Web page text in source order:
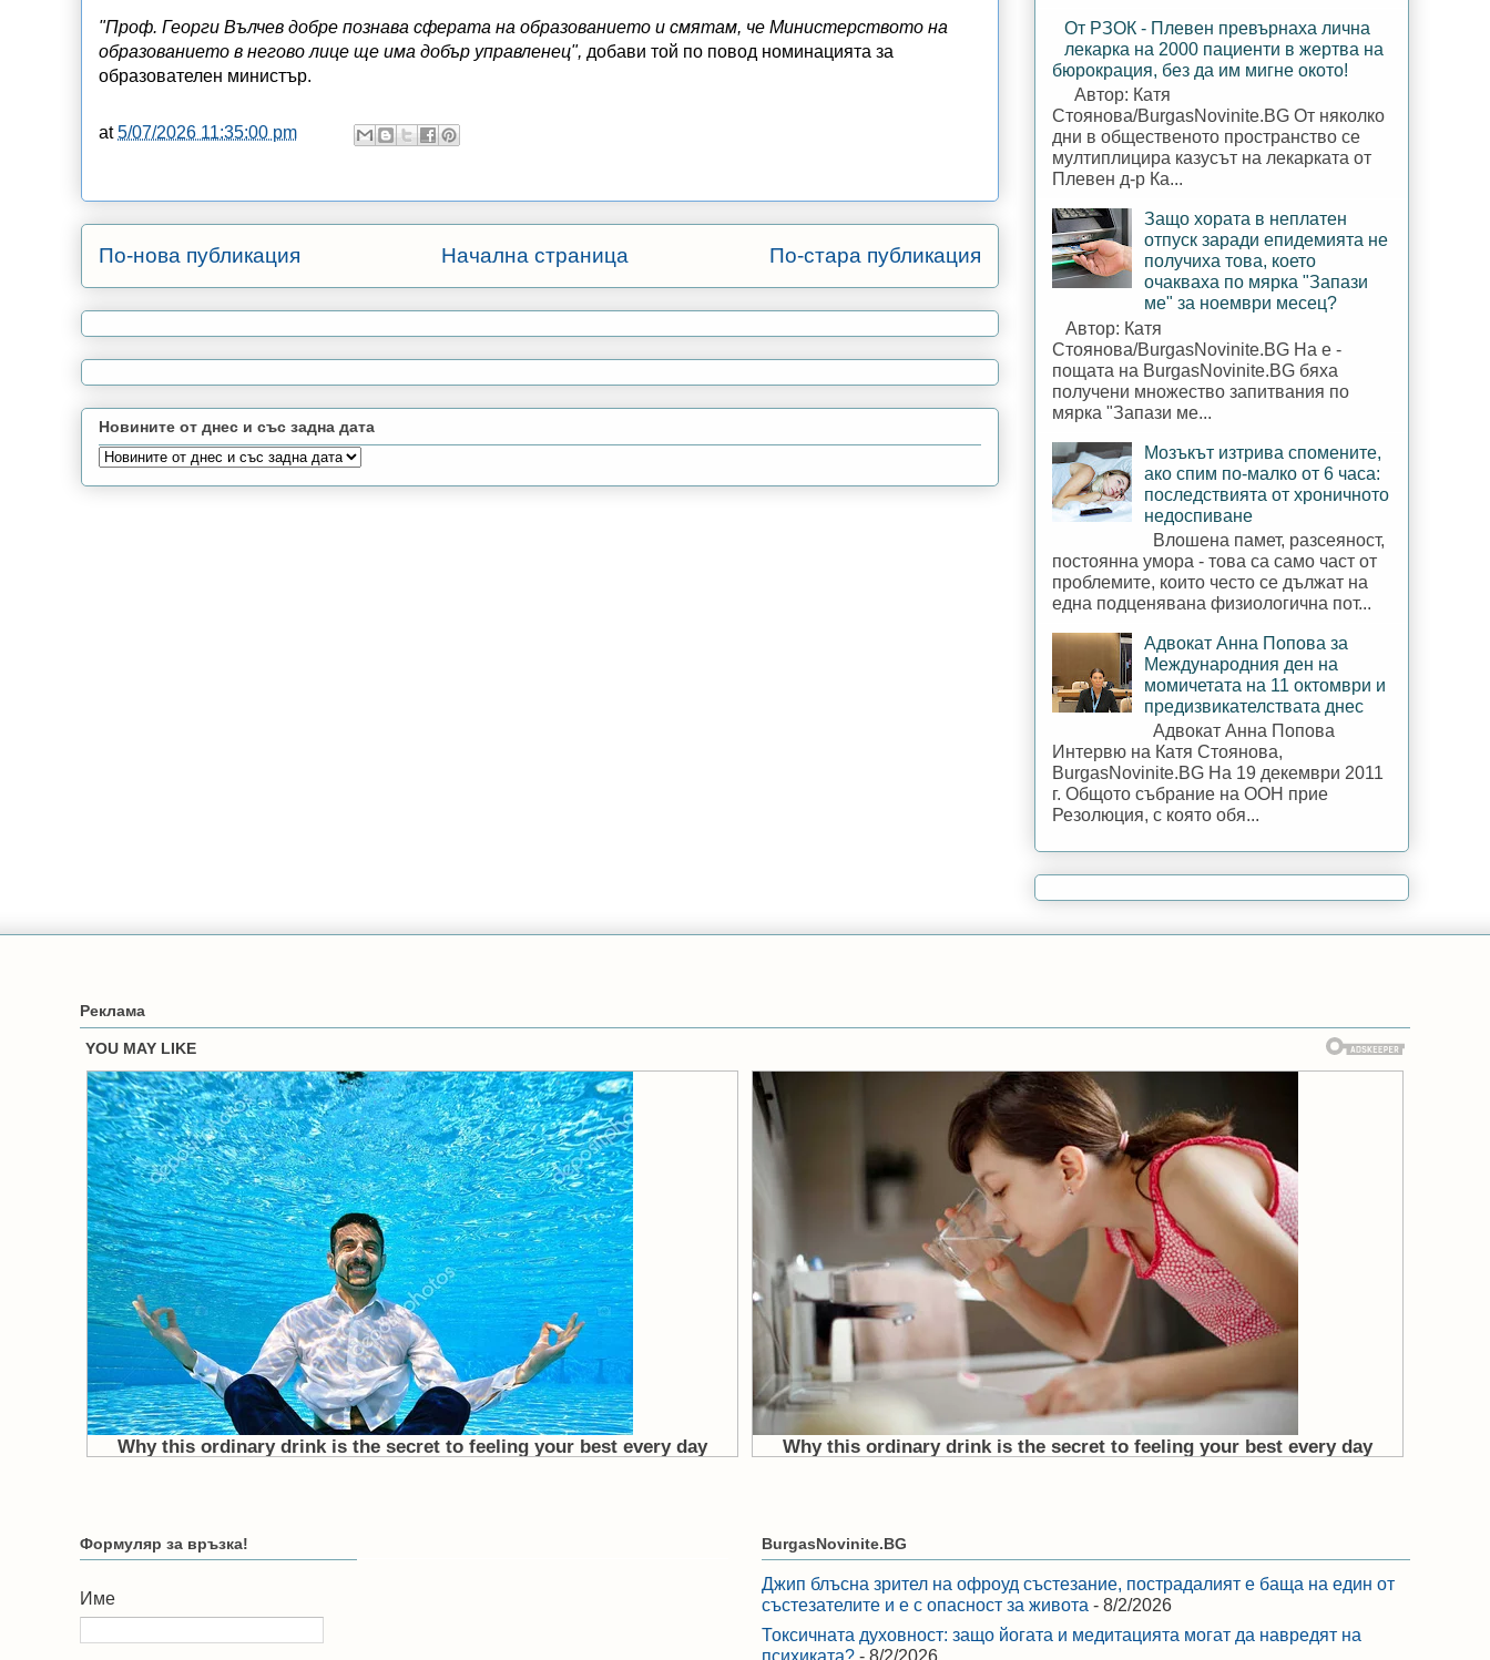
"Проф. Георги Вълчев добре познава сферата на образованието и смятам, че Министерството на
образованието в негово лице ще има добър управленец", добави той по повод номинацията за
образователен министър.
at5/07/2026 11:35:00 pm
По-нова публикация По-стара публикация
Начална страница
Новините от днес и със задна дата
От РЗОК - Плевен превърнаха лична
лекарка на 2000 пациенти в жертва на
бюрокрация, без да им мигне окото!
Автор: Катя
Стоянова/BurgasNovinite.BG От няколко
дни в общественото пространство се
мултиплицира казусът на лекарката от
Плевен д-р Ка...
Защо хората в неплатен
отпуск заради епидемията не
получиха това, което
очакваха по мярка "Запази
ме" за ноември месец?
Автор: Катя
Стоянова/BurgasNovinite.BG На е -
пощата на BurgasNovinite.BG бяха
получени множество запитвания по
мярка "Запази ме...
Мозъкът изтрива спомените,
ако спим по-малко от 6 часа:
последствията от хроничното
недоспиване
Влошена памет, разсеяност,
постоянна умора - това са само част от
проблемите, които често се дължат на
една подценявана физиологична пот...
Адвокат Анна Попова за
Международния ден на
момичетата на 11 октомври и
предизвикателствата днес
Адвокат Анна Попова
Интервю на Катя Стоянова,
BurgasNovinite.BG На 19 декември 2011
г. Общото събрание на ООН прие
Резолюция, с която обя...
Реклама
Формуляр за връзка!
Име
BurgasNovinite.BG
Джип блъсна зрител на офроуд състезание, пострадалият е баща на един от
състезателите и е с опасност за живота - 8/2/2026
Токсичната духовност: защо йогата и медитацията могат да навредят на